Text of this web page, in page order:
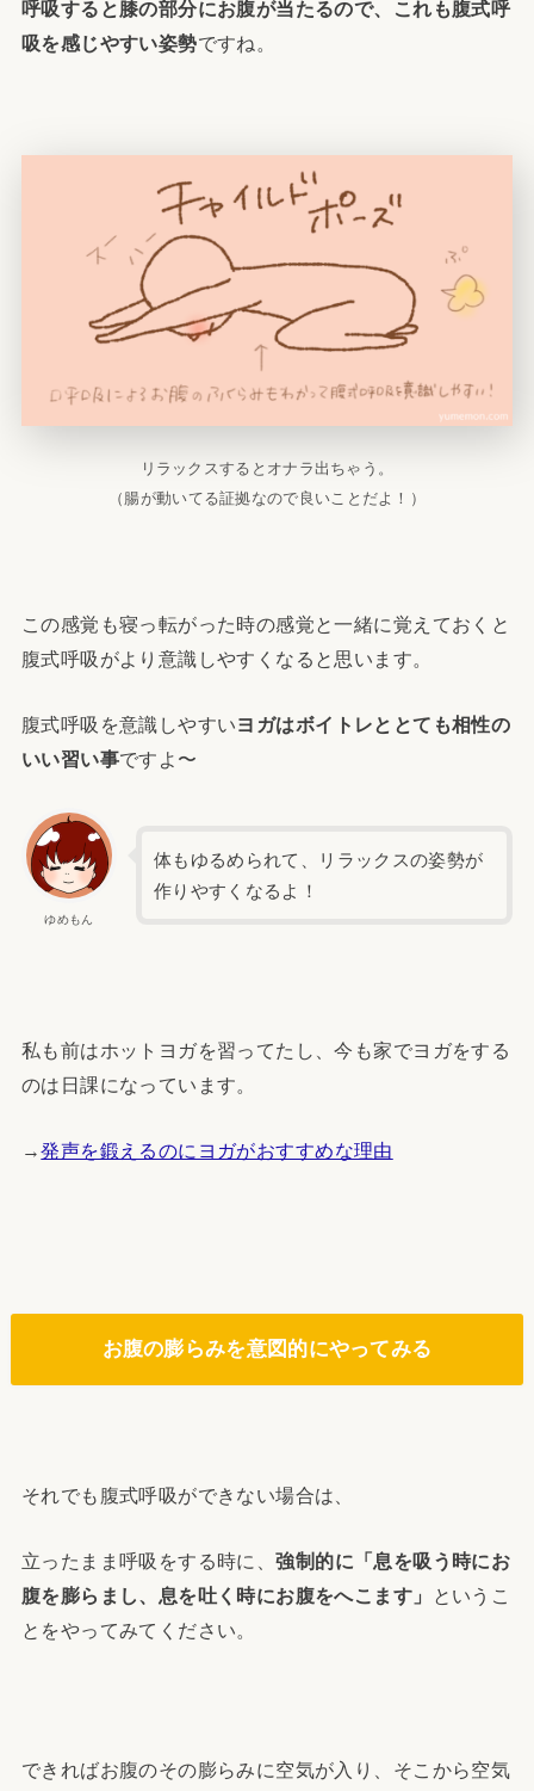
呼吸すると膝の部分にお腹が当たるので、これも腹式呼
吸を感じやすい姿勢ですね。
リラックスするとオナラ出ちゃう。
（腸が動いてる証拠なので良いことだよ！）
この感覚も寝っ転がった時の感覚と一緒に覚えておくと
腹式呼吸がより意識しやすくなると思います。
腹式呼吸を意識しやすいヨガはボイトレととても相性の
いい習い事ですよ〜
ゆめもん
体もゆるめられて、リラックスの姿勢が
作りやすくなるよ！
私も前はホットヨガを習ってたし、今も家でヨガをする
のは日課になっています。
→発声を鍛えるのにヨガがおすすめな理由
お腹の膨らみを意図的にやってみる
それでも腹式呼吸ができない場合は、
立ったまま呼吸をする時に、強制的に「息を吸う時にお
腹を膨らまし、息を吐く時にお腹をへこます」
というこ
とをやってみてください。
できればお腹のその膨らみに空気が入り、そこから空気